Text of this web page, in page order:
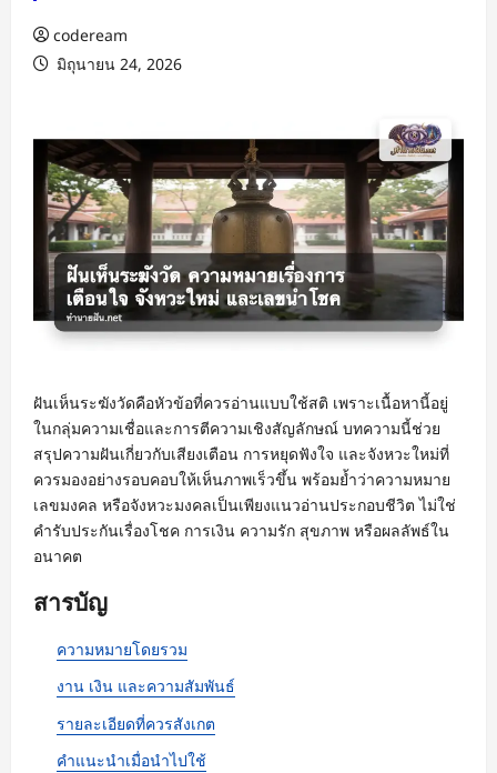
codeream
มิถุนายน 24, 2026
ฝันเห็นระฆังวัดคือหัวข้อที่ควรอ่านแบบใช้สติ เพราะเนื้อหานี้อยู่
ในกลุ่มความเชื่อและการตีความเชิงสัญลักษณ์ บทความนี้ช่วย
สรุปความฝันเกี่ยวกับเสียงเตือน การหยุดฟังใจ และจังหวะใหม่ที่
ควรมองอย่างรอบคอบให้เห็นภาพเร็วขึ้น พร้อมย้ำว่าความหมาย
เลขมงคล หรือจังหวะมงคลเป็นเพียงแนวอ่านประกอบชีวิต ไม่ใช่
คำรับประกันเรื่องโชค การเงิน ความรัก สุขภาพ หรือผลลัพธ์ใน
อนาคต
สารบัญ
ความหมายโดยรวม
งาน เงิน และความสัมพันธ์
รายละเอียดที่ควรสังเกต
คำแนะนำเมื่อนำไปใช้